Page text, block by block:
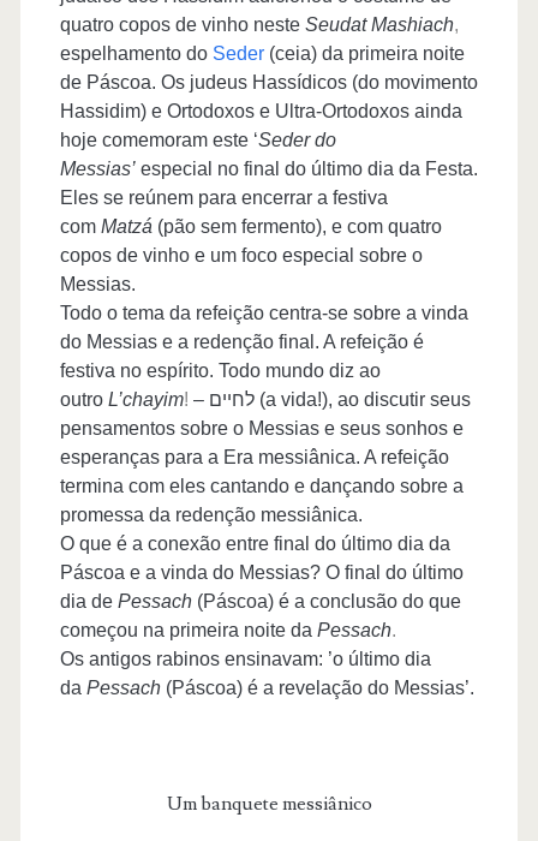
quatro copos de vinho neste Seudat Mashiach,
espelhamento do Seder(ceia) da primeira noite
de Páscoa. Os judeus Hassídicos (do movimento
Hassidim) e Ortodoxos e Ultra-Ortodoxos ainda
hoje comemoram este ‘Seder do
Messias’especial no final do último dia da Festa.
Eles se reúnem para encerrar a festiva
com Matzá (pão sem fermento), e com quatro
copos de vinho e um foco especial sobre o
Messias.
Todo o tema da refeição centra-se sobre a vinda
do Messias e a redenção final. A refeição é
festiva no espírito. Todo mundo diz ao
outro L’chayim! – לחיים (a vida!), ao discutir seus
pensamentos sobre o Messias e seus sonhos e
esperanças para a Era messiânica. A refeição
termina com eles cantando e dançando sobre a
promessa da redenção messiânica.
O que é a conexão entre final do último dia da
Páscoa e a vinda do Messias? O final do último
dia de Pessach (Páscoa) é a conclusão do que
começou na primeira noite da Pessach.
Os antigos rabinos ensinavam: ’o último dia
da Pessach (Páscoa) é a revelação do Messias’.
Um banquete messiânico